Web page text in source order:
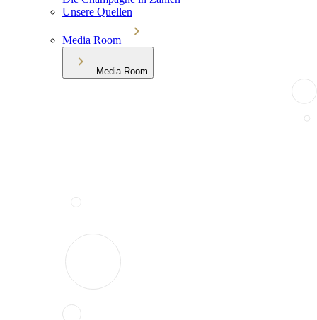
Unsere Quellen
Media Room
Media Room